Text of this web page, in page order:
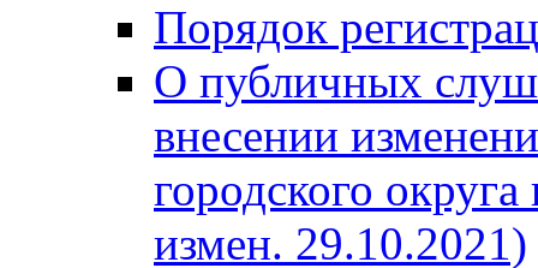
Порядок
О публичных
внесении
городского
измен. 29.10.2021)